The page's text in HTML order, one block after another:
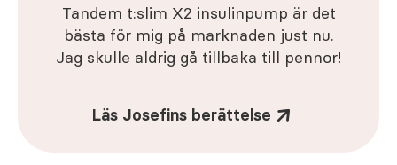
Tandem t:slim X2 insulinpump är det
bästa för mig på marknaden just nu.
Jag skulle aldrig gå tillbaka till pennor!
Läs Josefins berättelse